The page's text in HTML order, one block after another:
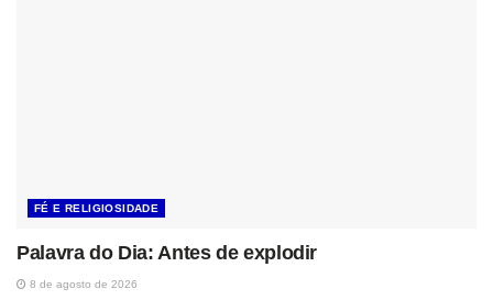
FÉ E RELIGIOSIDADE
Palavra do Dia: Antes de explodir
8 de agosto de 2026